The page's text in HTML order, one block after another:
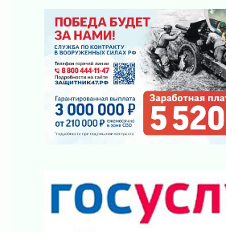
подняли зарплаты почти на
03 августа 2026
Шесть новых жизней в честь
Ленинградской области
03 августа 2026
Уроки безопасности для
03 августа 2026
Ленобласть отмечает День
«Активное лето»
02 августа 2026